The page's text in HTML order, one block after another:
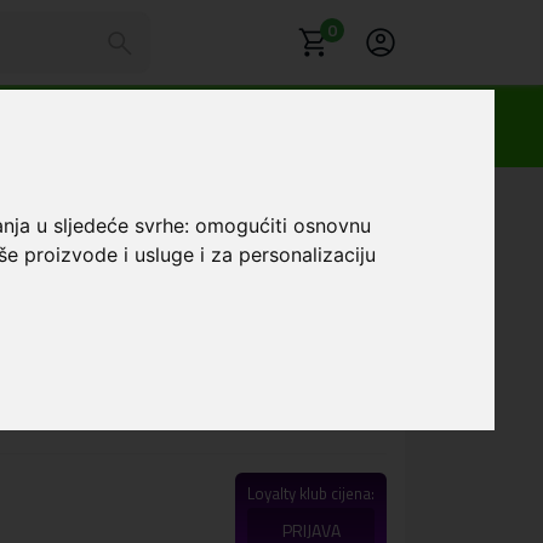
u sljedeće svrhe:omogućiti osnovnu
proizvode i usluge i za personalizaciju
0
maskica Honor
Loyalty klub cijena:
PRIJAVA